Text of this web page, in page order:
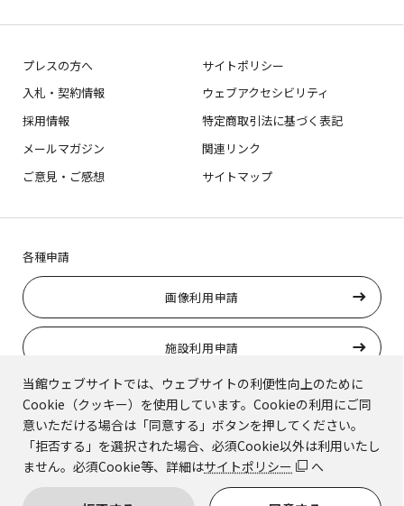
当館ウェブサイトでは、ウェブサイトの利便性向上のために
Cookie（クッキー）を使用しています。Cookieの利用にご同
意いただける場合は「同意する」ボタンを押してください。
「拒否する」を選択された場合、必須Cookie以外は利用いたし
ません。必須Cookie等、詳細はサイトポリシー へ
プレスの方へ
サイトポリシー
入札・契約情報
ウェブアクセシビリティ
採用情報
特定商取引法に基づく表記
メールマガジン
関連リンク
ご意見・ご感想
サイトマップ
各種申請
画像利用申請
施設利用申請
ロケーション撮影利用申請
トラりんの使用申請